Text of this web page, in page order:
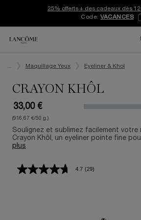
25% offerts + des cadeaux dès
Code:VACANCES
Maquillage Yeux Eyeliner & Khol
CRAYON KHÔL
33,00 €
(916,67 €/50 g.)
Soulignez et sublimez facilement votre
Crayon Khôl, un eyeliner pointe fine
plus
4.7
Lire
(29)